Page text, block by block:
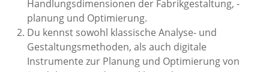
Handlungsdimensionen der Fabrikgestaltung, -
planung und Optimierung.
Du kennst sowohl klassische Analyse- und
Gestaltungsmethoden, als auch digitale
Instrumente zur Planung und Optimierung von